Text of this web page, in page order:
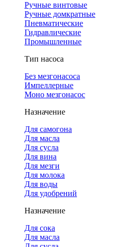
Ручные винтовые
Ручные домкратные
Пневматические
Гидравлические
Промышленные
Тип насоса
Без мезгонасоса
Импеллерные
Моно мезгонасос
Назначение
Для самогона
Для масла
Для сусла
Для вина
Для мезги
Для молока
Для воды
Для удобрений
Назначение
Для сока
Для масла